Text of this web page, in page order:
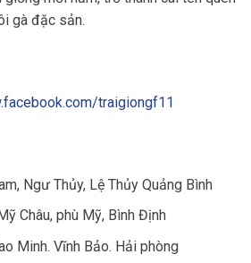
gà đặc sản.
traigiongf11
Ngư Thủy, Lệ Thủy Quảng Bình
Châu, phù Mỹ, Bình Định
Minh. Vĩnh Bảo. Hải phòng